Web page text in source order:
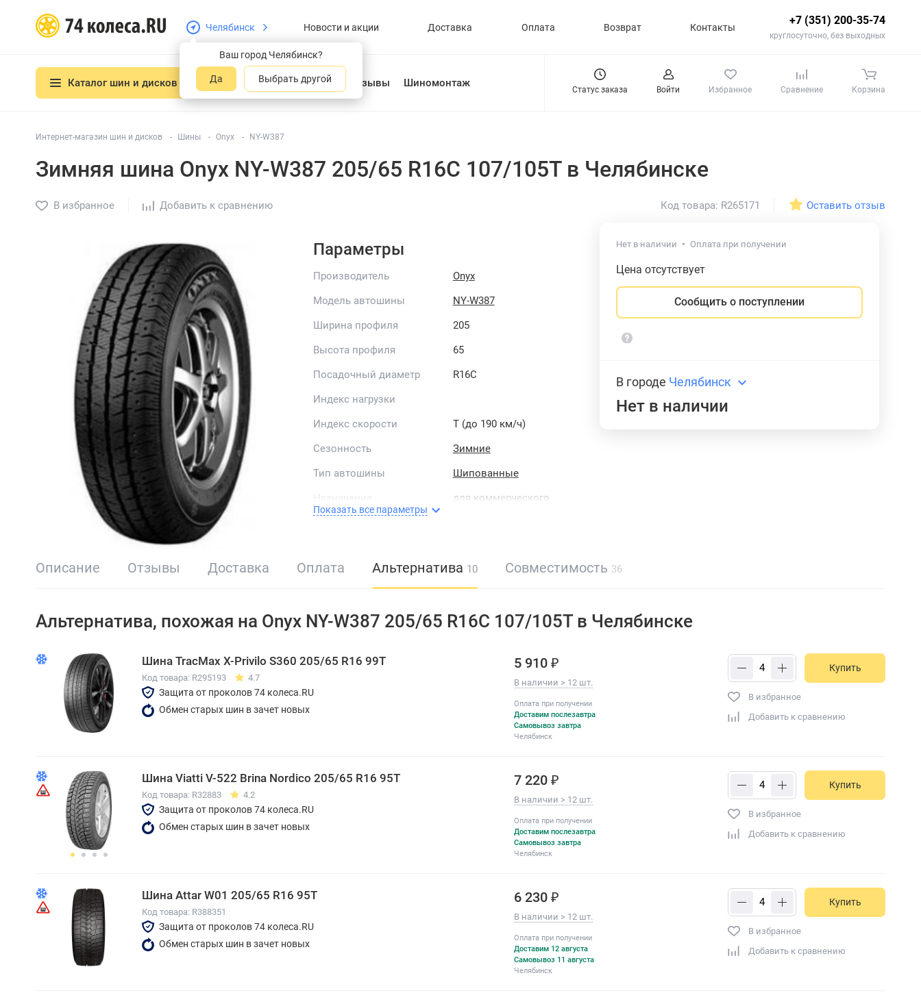
Челябинск
Ваш город Челябинск?
Да Выбрать другой
Новости и акции Доставка Оплата Возврат Контакты
+7 (351) 200-35-74
круглосуточно, без выходных
Каталог шин и дисков О нас Отзывы Шиномонтаж
Статус заказа Войти Избранное Сравнение Корзина
Интернет-магазин шин и дисков Шины Onyx NY-W387
Зимняя шина Onyx NY-W387 205/65 R16C 107/105T в Челябинске
В избранное Добавить к сравнению Код товара: R265171 Оставить отзыв
Параметры
Производитель
Onyx
Модель автошины
NY-W387
Ширина профиля
205
Высота профиля
65
Посадочный диаметр
R16C
Индекс нагрузки
Индекс скорости
T (до 190 км/ч)
Сезонность
Зимние
Тип автошины
Шипованные
Назначение
для коммерческого
Направленность
направленные
Год производства
Показать все параметры
Нет в наличии Оплата при получении
Цена отсутствует
Сообщить о поступлении
В городе Челябинск
Нет в наличии
Описание Отзывы Доставка Оплата Альтернатива 10 Совместимость 36
Альтернатива, похожая на Onyx NY-W387 205/65 R16C 107/105T в Челябинске
Шина TracMax X-Privilo S360 205/65 R16 99T
Код товара: R295193 4.7
Защита от проколов 74 колеса.RU
Обмен старых шин в зачет новых
5 910 ₽
В наличии > 12 шт.
Оплата при получении
Доставим послезавтра
Самовывоз завтра
Челябинск
Купить
В избранное
Добавить к сравнению
Шина Viatti V-522 Brina Nordico 205/65 R16 95T
Код товара: R32883 4.2
Защита от проколов 74 колеса.RU
Обмен старых шин в зачет новых
7 220 ₽
В наличии > 12 шт.
Оплата при получении
Доставим послезавтра
Самовывоз завтра
Челябинск
Купить
В избранное
Добавить к сравнению
Шина Attar W01 205/65 R16 95Т
Код товара: R388351
Защита от проколов 74 колеса.RU
Обмен старых шин в зачет новых
6 230 ₽
В наличии > 12 шт.
Оплата при получении
Доставим 12 августа
Самовывоз 11 августа
Челябинск
Купить
В избранное
Добавить к сравнению